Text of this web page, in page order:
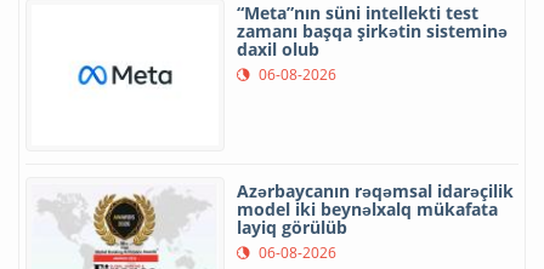
“Meta”nın süni intellekti test
zamanı başqa şirkətin sisteminə
daxil olub
06-08-2026
Azərbaycanın rəqəmsal idarəçilik
model iki beynəlxalq mükafata
layiq görülüb
06-08-2026